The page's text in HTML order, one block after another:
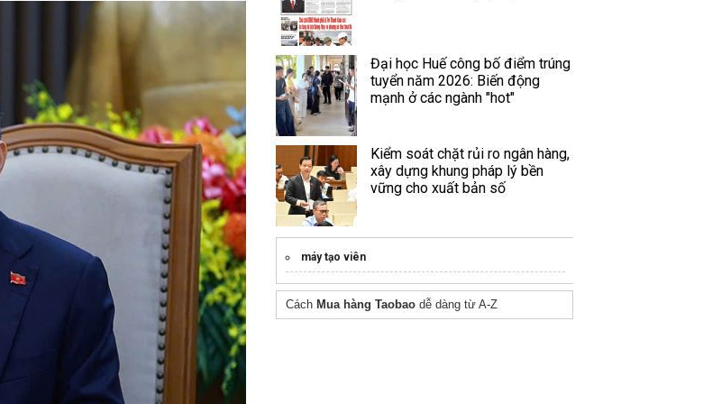
Đại học Huế công bố điểm trúng
tuyển năm 2026: Biến động
mạnh ở các ngành "hot"
Kiểm soát chặt rủi ro ngân hàng,
xây dựng khung pháp lý bền
vững cho xuất bản số
máy tạo viên
Cách Mua hàng Taobao dễ dàng từ A-Z